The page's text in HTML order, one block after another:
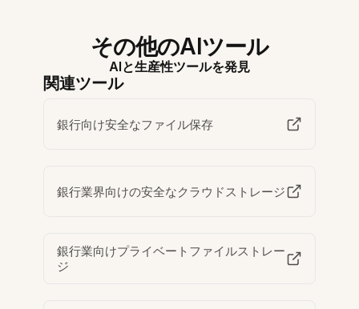
その他のAIツール
AIと生産性ツールを発見
関連ツール
銀行向け安全なファイル保存
銀行業界向けの安全なクラウドストレージ
銀行業向けプライベートファイルストレー
ジ